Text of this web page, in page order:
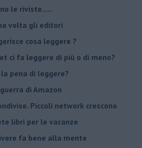
le riviste.....
volta gli editori
cosa leggere ?
ci fa leggere di più o di meno?
la pena di leggere?
di Amazon
Piccoli network crescono
libri per le vacanze
fa bene alla mente